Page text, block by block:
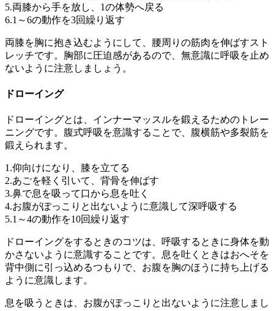
5.両膝から手を放し、1の体勢へ戻る
6.1～6の動作を3回繰り返す
両膝を胸に抱き込むようにして、腰周りの筋肉を伸ばすスト
レッチです。胸部に圧迫感があるので、無意識に呼吸を止め
ないように注意しましょう。
ドローイング
ドローイングとは、インナーマッスルを鍛えるためのトレー
ニングです。腹式呼吸を意識することで、腹横筋や多裂筋を
鍛えられます。
1.仰向けになり、膝を立てる
2.あごを軽く引いて、背骨を伸ばす
3.鼻で息を吸って口から息を吐く
4.お腹がぽっこりと出ないように意識して深呼吸する
5.1～4の動作を10回繰り返す
ドローイングをするときのコツは、呼吸するときに身体を動
かさないように意識することです。息を吐くときはおへそを
背中側に引っ込めるつもりで、お腹を胸のほうに持ち上げる
ように意識します。
息を吸うときは、お腹がぽっこりと出ないように注意しまし